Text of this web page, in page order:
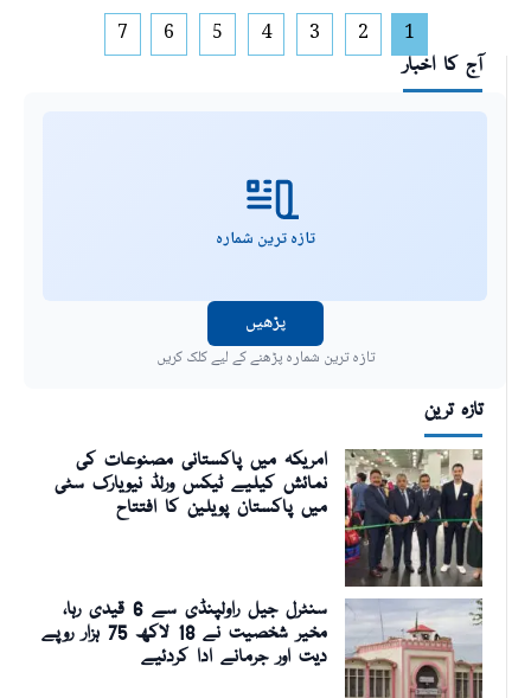
1
2
3
4
5
6
7
آج کا اخبار
تازہ ترین شمارہ
پڑھیں
تازہ ترین شمارہ پڑھنے کے لیے کلک کریں
تازہ ترین
امریکہ میں پاکستانی مصنوعات کی
نمائش کیلیے ٹیکس ورلڈ نیویارک سٹی
میں پاکستان پویلین کا افتتاح
سنٹرل جیل راولپنڈی سے 6 قیدی رہا،
مخیر شخصیت نے 18 لاکھ 75 ہزار روپے
دیت اور جرمانے ادا کردئیے